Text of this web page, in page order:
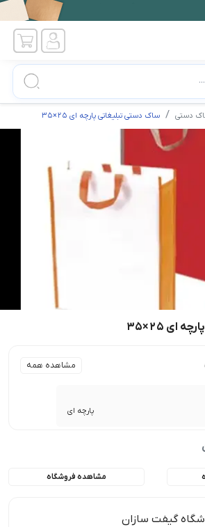
دستی ساک دستی تبلیغاتی پارچه ای 25×35
ای 25×35
مشاهده همه
پارچه ای
مشاهده فروشگاه
گیفت سازان